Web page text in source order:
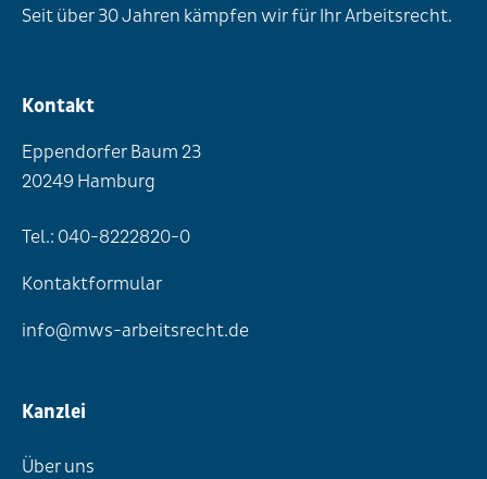
Seit über 30 Jahren kämpfen wir für Ihr Arbeitsrecht.
Kontakt
Eppendorfer Baum 23
20249 Hamburg
Tel.: 040-8222820-0
Kontaktformular
info@mws-arbeitsrecht.de
Kanzlei
Über uns